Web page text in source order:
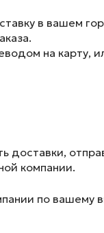
в вашем
на карту,
доставки,
компании.
по